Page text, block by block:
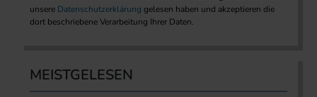
unsere Datenschutzerklärung gelesen haben und akzeptieren die
dort beschriebene Verarbeitung Ihrer Daten.
MEISTGELESEN